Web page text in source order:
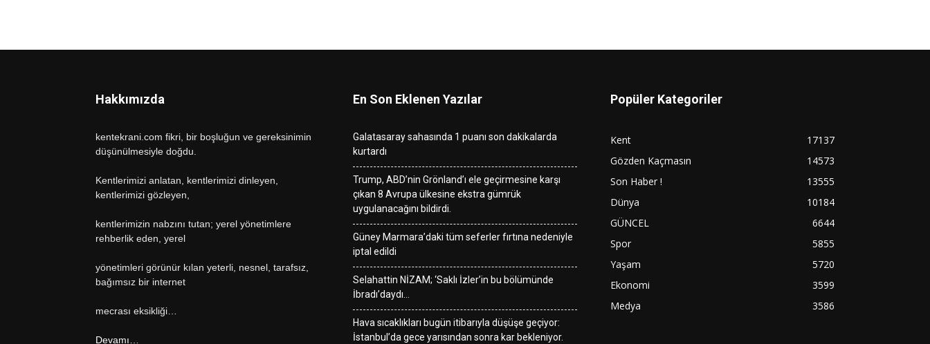
Hakkımızda
kentekrani.com fikri, bir boşluğun ve gereksinimin
düşünülmesiyle doğdu.
Kentlerimizi anlatan, kentlerimizi dinleyen,
kentlerimizi gözleyen,
kentlerimizin nabzını tutan; yerel yönetimlere
rehberlik eden, yerel
yönetimleri görünür kılan yeterli, nesnel, tarafsız,
bağımsız bir internet
mecrası eksikliği…
Devamı…
En Son Eklenen Yazılar
Galatasaray sahasında 1 puanı son dakikalarda
kurtardı
Trump, ABD’nin Grönland’ı ele geçirmesine karşı
çıkan 8 Avrupa ülkesine ekstra gümrük
uygulanacağını bildirdi.
Güney Marmara’daki tüm seferler fırtına nedeniyle
iptal edildi
Selahattin NİZAM; ‘Saklı İzler’in bu bölümünde
İbradı’daydı…
Hava sıcaklıkları bugün itibarıyla düşüşe geçiyor:
İstanbul’da gece yarısından sonra kar bekleniyor.
Popüler Kategoriler
Kent
17137
Gözden Kaçmasın
14573
Son Haber !
13555
Dünya
10184
GÜNCEL
6644
Spor
5855
Yaşam
5720
Ekonomi
3599
Medya
3586